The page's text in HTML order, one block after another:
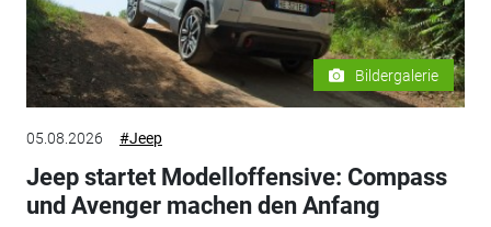
Bildergalerie
05.08.2026 #Jeep
Jeep startet Modelloffensive: Compass
und Avenger machen den Anfang